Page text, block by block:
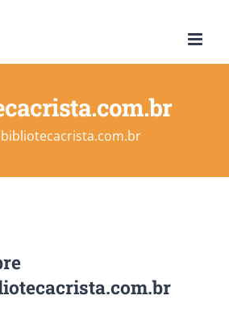
bibliotecacrista.com.br